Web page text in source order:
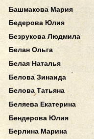
Башмакова Мария
Бедерова Юлия
Безрукова Людмила
Белан Ольга
Белая Наталья
Белова Зинаида
Белова Татьяна
Беляева Екатерина
Бендерова Юлия
Берлина Марина